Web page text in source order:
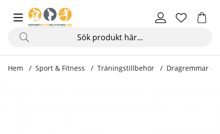
Hem Sport & Fitness Träningstillbehör Dragremmar &